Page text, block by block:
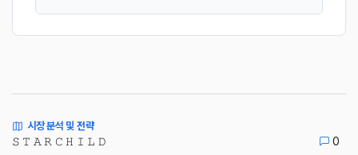
시장 분석 및 전략
𝚂 𝚃 𝙰 𝚁 𝙲 𝙷 𝙸 𝙻 𝙳 0